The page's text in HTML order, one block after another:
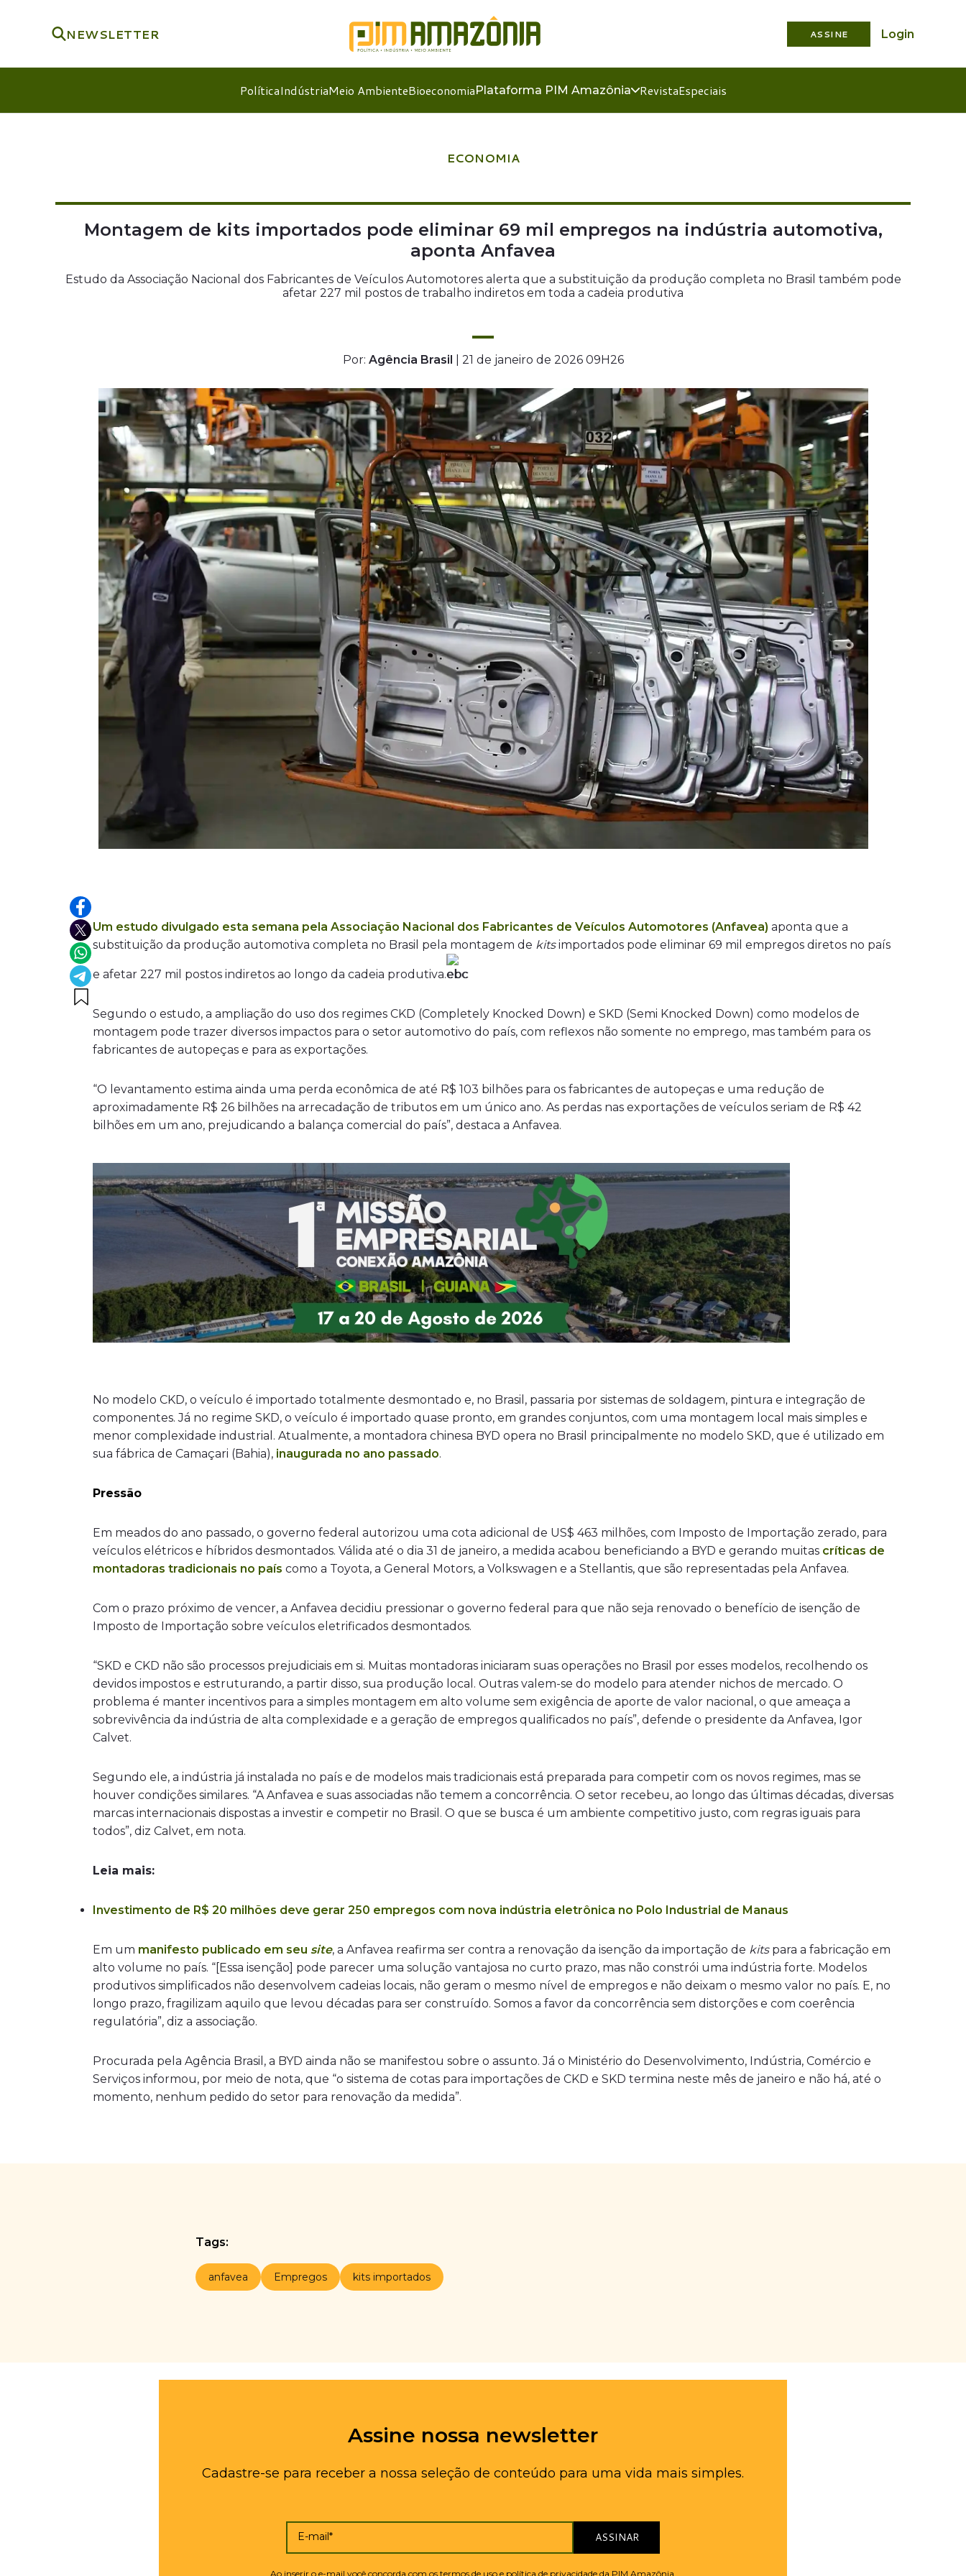
NEWSLETTER ASSINE Login
PolíticaIndústriaMeio AmbienteBioeconomiaPlataforma PIM Amazônia RevistaEspeciais
ECONOMIA
Montagem de kits importados pode eliminar 69 mil empregos na indústria automotiva,
aponta Anfavea
Estudo da Associação Nacional dos Fabricantes de Veículos Automotores alerta que a substituição da produção completa no Brasil também pode
afetar 227 mil postos de trabalho indiretos em toda a cadeia produtiva
Por: Agência Brasil | 21 de janeiro de 2026 09H26
Um estudo divulgado esta semana pela Associação Nacional dos Fabricantes de Veículos Automotores (Anfavea) aponta que a
substituição da produção automotiva completa no Brasil pela montagem de kitsimportados pode eliminar 69 mil empregos diretos no país
e afetar 227 mil postos indiretos ao longo da cadeia produtiva.
Segundo o estudo, a ampliação do uso dos regimes CKD (Completely Knocked Down) e SKD (Semi Knocked Down) como modelos de
montagem pode trazer diversos impactos para o setor automotivo do país, com reflexos não somente no emprego, mas também para os
fabricantes de autopeças e para as exportações.
“O levantamento estima ainda uma perda econômica de até R$ 103 bilhões para os fabricantes de autopeças e uma redução de
aproximadamente R$ 26 bilhões na arrecadação de tributos em um único ano. As perdas nas exportações de veículos seriam de R$ 42
bilhões em um ano, prejudicando a balança comercial do país”, destaca a Anfavea.
No modelo CKD, o veículo é importado totalmente desmontado e, no Brasil, passaria por sistemas de soldagem, pintura e integração de
componentes. Já no regime SKD, o veículo é importado quase pronto, em grandes conjuntos, com uma montagem local mais simples e
menor complexidade industrial. Atualmente, a montadora chinesa BYD opera no Brasil principalmente no modelo SKD, que é utilizado em
sua fábrica de Camaçari (Bahia), inaugurada no ano passado.
Pressão
Em meados do ano passado, o governo federal autorizou uma cota adicional de US$ 463 milhões, com Imposto de Importação zerado, para
veículos elétricos e híbridos desmontados. Válida até o dia 31 de janeiro, a medida acabou beneficiando a BYD e gerando muitas críticas de
montadoras tradicionais no país como a Toyota, a General Motors, a Volkswagen e a Stellantis, que são representadas pela Anfavea.
Com o prazo próximo de vencer, a Anfavea decidiu pressionar o governo federal para que não seja renovado o benefício de isenção de
Imposto de Importação sobre veículos eletrificados desmontados.
“SKD e CKD não são processos prejudiciais em si. Muitas montadoras iniciaram suas operações no Brasil por esses modelos, recolhendo os
devidos impostos e estruturando, a partir disso, sua produção local. Outras valem-se do modelo para atender nichos de mercado. O
problema é manter incentivos para a simples montagem em alto volume sem exigência de aporte de valor nacional, o que ameaça a
sobrevivência da indústria de alta complexidade e a geração de empregos qualificados no país”, defende o presidente da Anfavea, Igor
Calvet.
Segundo ele, a indústria já instalada no país e de modelos mais tradicionais está preparada para competir com os novos regimes, mas se
houver condições similares. “A Anfavea e suas associadas não temem a concorrência. O setor recebeu, ao longo das últimas décadas, diversas
marcas internacionais dispostas a investir e competir no Brasil. O que se busca é um ambiente competitivo justo, com regras iguais para
todos”, diz Calvet, em nota.
Leia mais:
Investimento de R$ 20 milhões deve gerar 250 empregos com nova indústria eletrônica no Polo Industrial de Manaus
Em um manifesto publicado em seu site, a Anfavea reafirma ser contra a renovação da isenção da importação de kitspara a fabricação em
alto volume no país. “[Essa isenção] pode parecer uma solução vantajosa no curto prazo, mas não constrói uma indústria forte. Modelos
produtivos simplificados não desenvolvem cadeias locais, não geram o mesmo nível de empregos e não deixam o mesmo valor no país. E, no
longo prazo, fragilizam aquilo que levou décadas para ser construído. Somos a favor da concorrência sem distorções e com coerência
regulatória”, diz a associação.
Procurada pela Agência Brasil, a BYD ainda não se manifestou sobre o assunto. Já o Ministério do Desenvolvimento, Indústria, Comércio e
Serviços informou, por meio de nota, que “o sistema de cotas para importações de CKD e SKD termina neste mês de janeiro e não há, até o
momento, nenhum pedido do setor para renovação da medida”.
Tags:
anfavea Empregos kits importados
Assine nossa newsletter
Cadastre-se para receber a nossa seleção de conteúdo para uma vida mais simples.
E-mail* ASSINAR
Ao inserir o e-mail você concorda com os termos de uso e política de privacidade da PIM Amazônia.